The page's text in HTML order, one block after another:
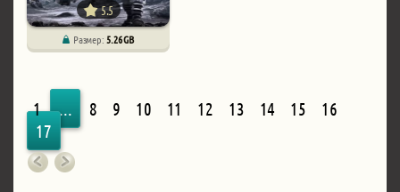
5.5
Размер:5.26 GB
1 ... 8 9 10 11 12 13 14 15
16
17